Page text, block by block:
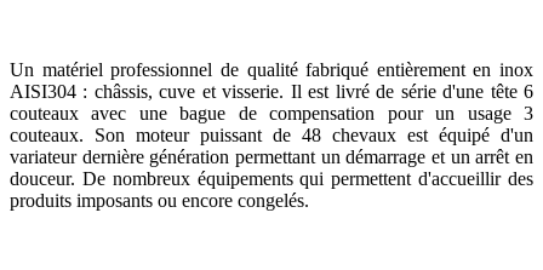
Un matériel professionnel de qualité fabriqué entièrement en inox
AISI304 : châssis, cuve et visserie. Il est livré de série d'une tête 6
couteaux avec une bague de compensation pour un usage 3
couteaux. Son moteur puissant de 48 chevaux est équipé d'un
variateur dernière génération permettant un démarrage et un arrêt en
douceur. De nombreux équipements qui permettent d'accueillir des
produits imposants ou encore congelés.